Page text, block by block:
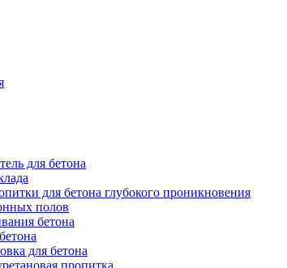
для бетона
для бетона глубокого проникновения
полов
бетона
для бетона
пропитка